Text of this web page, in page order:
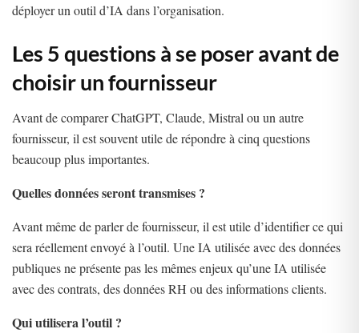
déployer un outil d’IA dans l’organisation.
Les 5 questions à se poser avant de
choisir un fournisseur
Avant de comparer ChatGPT, Claude, Mistral ou un autre
fournisseur, il est souvent utile de répondre à cinq questions
beaucoup plus importantes.
Quelles données seront transmises ?
Avant même de parler de fournisseur, il est utile d’identifier ce qui
sera réellement envoyé à l’outil. Une IA utilisée avec des données
publiques ne présente pas les mêmes enjeux qu’une IA utilisée
avec des contrats, des données RH ou des informations clients.
Qui utilisera l’outil ?